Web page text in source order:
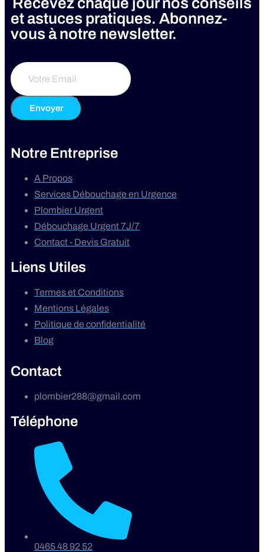
et astuces pratiques. Abonnez-
vous à notre newsletter.
Envoyer
Notre Entreprise
A Propos
Services Débouchage en Urgence
Plombier Urgent
Débouchage Urgent 7J/7
Contact - Devis Gratuit
Liens Utiles
Termes et Conditions
Mentions Légales
Politique de confidentialité
Blog
Contact
plombier288@gmail.com
Téléphone
0465 48 92 52